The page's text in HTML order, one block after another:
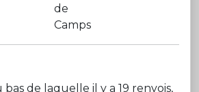
de
Camps
de laquelle il y a 19 renvois,